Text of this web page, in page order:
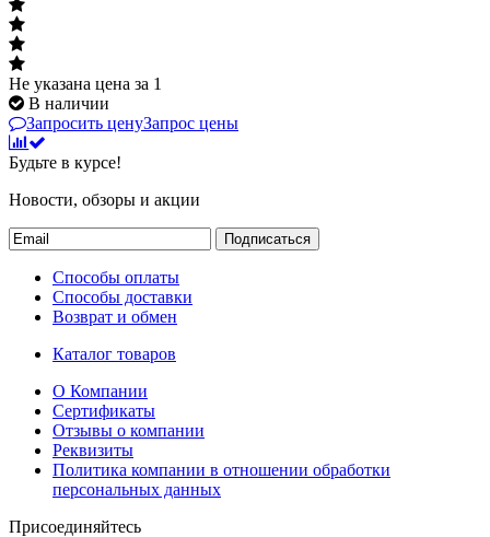
Не указана цена за 1
В наличии
Запросить ценуЗапрос цены
Будьте в курсе!
Новости, обзоры и акции
Подписаться
Способы оплаты
Способы доставки
Возврат и обмен
Каталог товаров
О Компании
Сертификаты
Отзывы о компании
Реквизиты
Политика компании в отношении обработки
персональных данных
Присоединяйтесь